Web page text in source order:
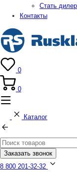
Стать
Контакты
0
0
Каталог
Заказать звонок
8 800 201-32-32